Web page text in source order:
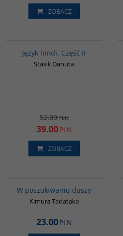
ZOBACZ
Język hindi. Część II
Stasik Danuta
52.00PLN
39.00PLN
ZOBACZ
W poszukiwaniu duszy
Kimura Tadataka
23.00PLN